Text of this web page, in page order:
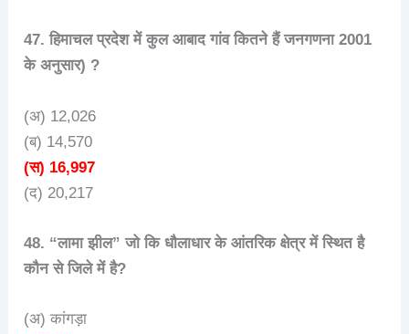
47. हिमाचल प्रदेश में कुल आबाद गांव कितने हैं जनगणना 2001
के अनुसार) ?
(अ) 12,026
(ब) 14,570
(स) 16,997
(द) 20,217
48. “लामा झील” जो कि धौलाधार के आंतरिक क्षेत्र में स्थित है
कौन से जिले में है?
(अ) कांगड़ा